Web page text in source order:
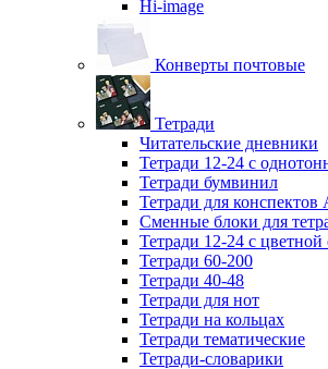
Hi-image
Конверты почтовые
Тетради
Читательские дневники
Тетради 12-24 с
Тетради бумвинил
Тетради для конспектов
Сменные блоки для
Тетради 12-24 с
Тетради 60-200
Тетради 40-48
Тетради для нот
Тетради на кольцах
Тетради тематические
Тетради-словарики